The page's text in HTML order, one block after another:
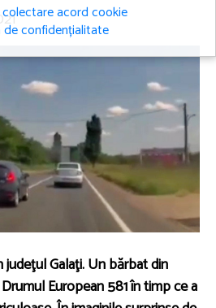
Galaţi. Un bărbat din
European 581 în timp ce a
acord cookie
confidențialitate